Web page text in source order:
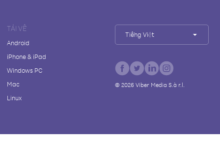
TẢI VỀ
Android
iPhone & iPad
Windows PC
Mac
Linux
Tiếng Việt
© 2026Viber Media S.à r.l.